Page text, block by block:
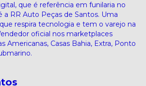
que é referência em funilaria no
a RR Auto Peças de Santos. Uma
respira tecnologia e tem o varejo na
oficial nos marketplaces
Americanas, Casas Bahia, Extra, Ponto